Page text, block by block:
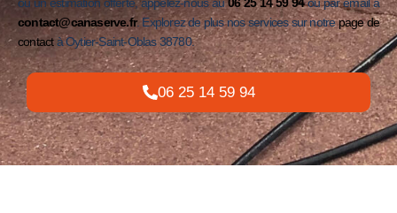
contact@canaserve.fr. Explorez de plus nos services sur notrepage de
contactà Oytier-Saint-Oblas 38780.
06 25 14 59 94